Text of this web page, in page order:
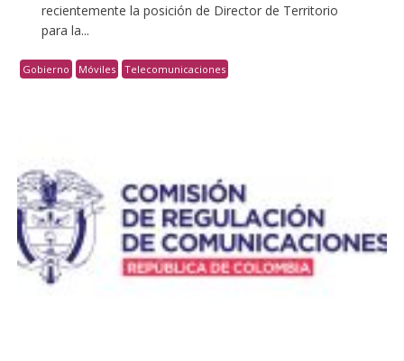
recientemente la posición de Director de Territorio
para la...
Gobierno Móviles Telecomunicaciones